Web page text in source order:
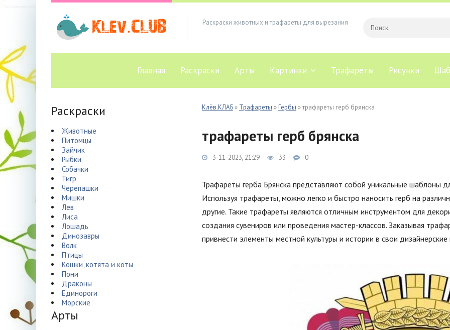
Раскраски животных и трафареты для вырезания
Главная Раскраски Арты Картинки Трафареты Рисунки
Клёв.КЛАБ » Трафареты »Гербы » трафареты герб брянска
трафареты герб брянска
3-11-2023, 21:29 33 0
Трафареты герба Брянска представляют собой уникальные шаблоны
Используя трафареты, можно легко и быстро наносить герб на
другие. Такие трафареты являются отличным инструментом для
создания сувениров или проведения мастер-классов. Заказывая
привнести элементы местной культуры и истории в свои
Раскраски
Животные
Питомцы
Зайчик
Рыбки
Собачки
Тигр
Черепашки
Мишки
Лев
Лиса
Лошадь
Динозавры
Волк
Птицы
Кошки, котята и коты
Пони
Драконы
Единороги
Морские
Арты